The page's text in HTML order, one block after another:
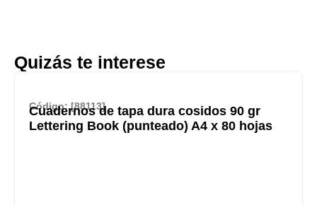
Quizás te interese
Código: [88113]
Cuadernos de tapa dura cosidos 90 gr
Lettering Book (punteado) A4 x 80 hojas